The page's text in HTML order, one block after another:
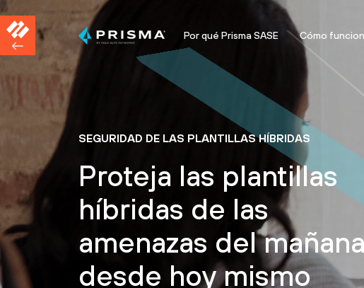
Por qué Prisma SASE Cómo
SEGURIDAD DE LAS PLANTILLAS HÍBRIDAS
Proteja las plantillas
híbridas de las
amenazas del
desde hoy mismo